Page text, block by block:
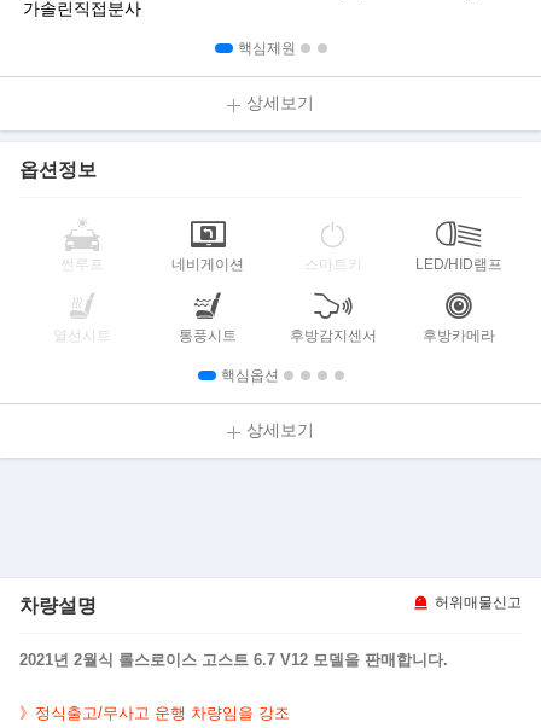
가솔린직접분사
핵심제원
상세보기
옵션정보
썬루프 네비게이션 스마트키 LED/HID램프
열선시트 통풍시트 후방감지센서 후방카메라
핵심옵션
상세보기
차량설명 허위매물신고
2021년 2월식 롤스로이스 고스트 6.7 V12 모델을 판매합니다.
》정식출고/무사고 운행 차량임을 강조